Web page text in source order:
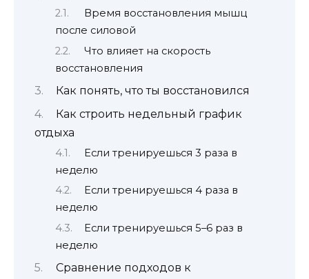
Время восстановления мышц
после силовой
Что влияет на скорость
восстановления
Как понять, что ты восстановился
Как строить недельный график
отдыха
Если тренируешься 3 раза в
неделю
Если тренируешься 4 раза в
неделю
Если тренируешься 5–6 раз в
неделю
Сравнение подходов к